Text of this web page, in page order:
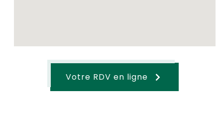
Votre RDV en ligne